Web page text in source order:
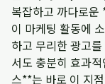
복잡하고 까다로
이 마케팅 활동에
하고 무리한 광고
서도 충분히 효과
스**는 바로 이 지